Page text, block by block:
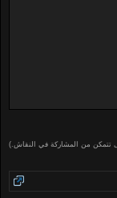
من المشاركة في النقاش.)